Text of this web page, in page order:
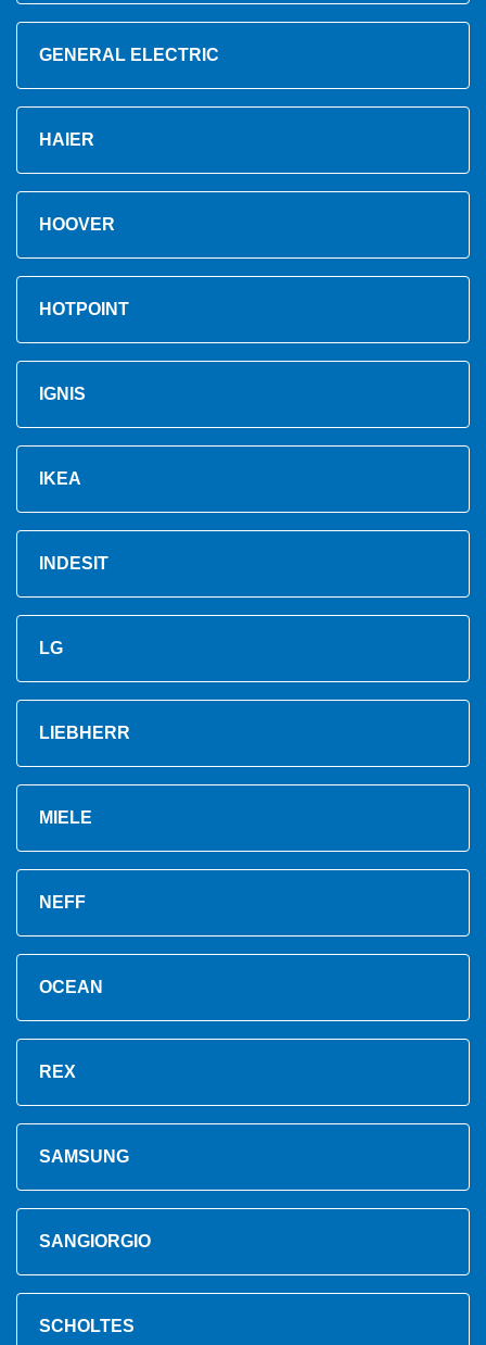
GENERAL ELECTRIC
HAIER
HOOVER
HOTPOINT
IGNIS
IKEA
INDESIT
LG
LIEBHERR
MIELE
NEFF
OCEAN
REX
SAMSUNG
SANGIORGIO
SCHOLTES